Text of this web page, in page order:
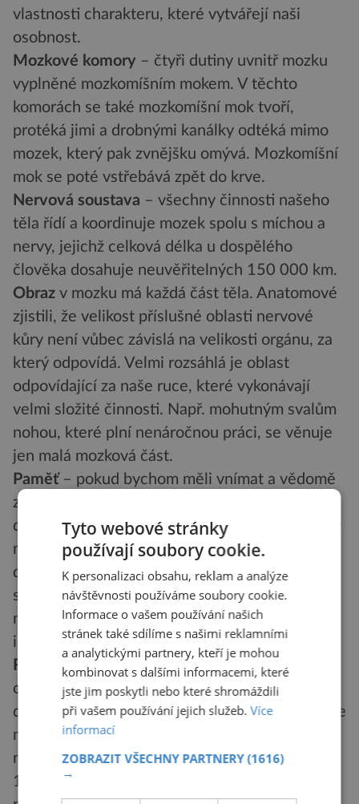
vlastnosti charakteru, které vytvářejí naši
osobnost.
Mozkové komory – čtyři dutiny uvnitř mozku
vyplněné mozkomíšním mokem. V těchto
komorách se také mozkomíšní mok tvoří,
protéká jimi a drobnými kanálky odtéká mimo
mozek, který pak zvnějšku omývá. Mozkomíšní
mok se poté vstřebává zpět do krve.
Nervová soustava – všechny činnosti našeho
těla řídí a koordinuje mozek spolu s míchou a
nervy, jejichž celková délka u dospělého
člověka dosahuje neuvěřitelných 150 000 km.
Obraz v mozku má každá část těla. Anatomové
zjistili, že velikost příslušné oblasti nervové
kůry není vůbec závislá na velikosti orgánu, za
který odpovídá. Velmi rozsáhlá je oblast
odpovídající za naše ruce, které vykonávají
velmi složité činnosti. Např. mohutným svalům
nohou, které plní nenáročnou práci, se věnuje
jen malá mozková část.
Paměť– pokud bychom měli vnímat a vědomě
zpracovat všechny informace, kterým jsme
denně vystaveni, museli bychom mít gigantický
mozek, větší než celé tělo. Organismus proto
do mozku filtruje (počínaje už od úrovně
smyslů) jen informace nějak důležité. Přesto
normální dospělý člověk má v mozku tolik
informací, jako obsahuje 20 000 slovníků.
Receptory opiátové v mozku reagují na různé
opiáty, které mohou způsobit závislost (včetně
drog a alkoholu). Badatelé vyslovili hypotézu, že
na opiátový receptor však může působit i
nějaká látka, kterou si vyrábí mozek sám. Roku
1975 skotští vědci opravdu objevili nervový
Tyto webové stránky
používají soubory cookie.
K personalizaci obsahu, reklam a analýze
návštěvnosti používáme soubory cookie.
Informace o vašem používání našich
stránek také sdílíme s našimi reklamními
a analytickými partnery, kteří je mohou
kombinovat s dalšími informacemi, které
jste jim poskytli nebo které shromáždili
při vašem používání jejich služeb.Více
informací
ZOBRAZIT VŠECHNY PARTNERY(1616)
→